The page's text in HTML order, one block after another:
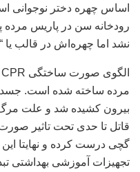
اساس چهره دختر نوجوانی
رودخانه سن در پاریس مرده
نشد اما چهره‌اش در قالب
بیرون کشیده شد و علت
قاتل تا حدی تحت تاثیر
تجهیزات آموزشی بهداشتی